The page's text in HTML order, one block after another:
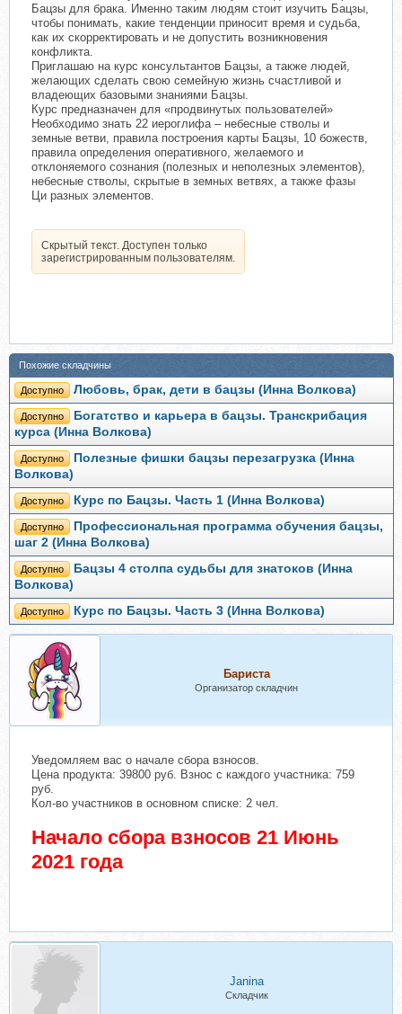
Бацзы для брака. Именно таким людям стоит изучить Бацзы,
чтобы понимать, какие тенденции приносит время и судьба,
как их скорректировать и не допустить возникновения
конфликта.
Приглашаю на курс консультантов Бацзы, а также людей,
желающих сделать свою семейную жизнь счастливой и
владеющих базовыми знаниями Бацзы.
Курс предназначен для «продвинутых пользователей»
Необходимо знать 22 иероглифа – небесные стволы и
земные ветви, правила построения карты Бацзы, 10 божеств,
правила определения оперативного, желаемого и
отклоняемого сознания (полезных и неполезных элементов),
небесные стволы, скрытые в земных ветвях, а также фазы
Ци разных элементов.
Скрытый текст. Доступен только
зарегистрированным пользователям.
Похожие складчины
Доступно Любовь, брак, дети в бацзы (Инна Волкова)
Доступно
Богатство и карьера в бацзы. Транскрибация
курса (Инна Волкова)
Доступно
Полезные фишки бацзы перезагрузка (Инна
Волкова)
Доступно Курс по Бацзы. Часть 1 (Инна Волкова)
Доступно
Профессиональная программа обучения бацзы,
шаг 2 (Инна Волкова)
Доступно
Бацзы 4 столпа судьбы для знатоков (Инна
Волкова)
Доступно Курс по Бацзы. Часть 3 (Инна Волкова)
Бариста
Организатор складчин
Уведомляем вас о начале сбора взносов.
Цена продукта: 39800 руб. Взнос с каждого участника: 759
руб.
Кол-во участников в основном списке: 2 чел.
Начало сбора взносов 21 Июнь
2021 года
Janina
Складчик